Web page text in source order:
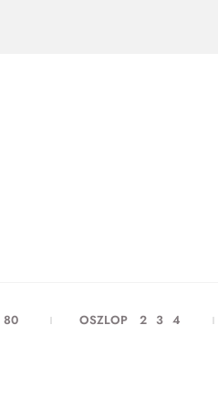
80 OSZLOP 2 3 4